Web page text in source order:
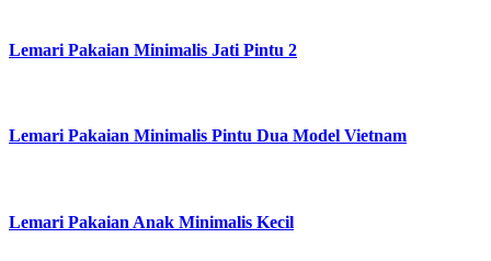
Lemari Pakaian Minimalis Jati Pintu 2
Lemari Pakaian Minimalis Pintu Dua Model Vietnam
Lemari Pakaian Anak Minimalis Kecil